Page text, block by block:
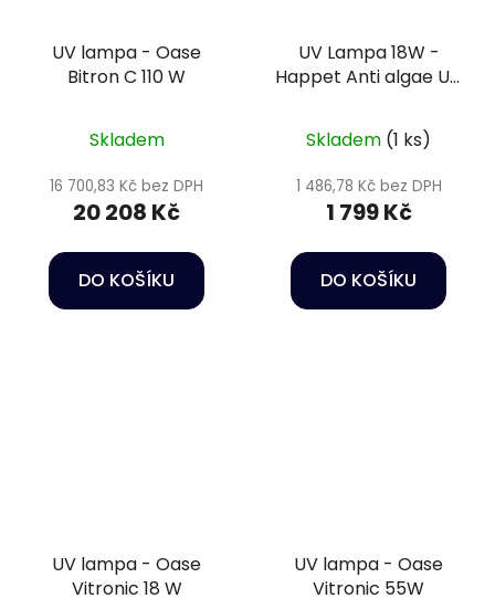
UV lampa - Oase
Bitron C 110 W
Skladem
16 700,83 Kč bez DPH
20 208 Kč
DO KOŠÍKU
UV Lampa 18W -
Happet Anti algae UV
Skladem (1 ks)
1 486,78 Kč bez DPH
1 799 Kč
DO KOŠÍKU
UV lampa - Oase
Vitronic 18 W
UV lampa - Oase
Vitronic 55W